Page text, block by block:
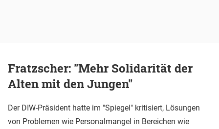
Fratzscher: "Mehr Solidarität der
Alten mit den Jungen"
Der DIW-Präsident hatte im "Spiegel" kritisiert, Lösungen
von Problemen wie Personalmangel in Bereichen wie